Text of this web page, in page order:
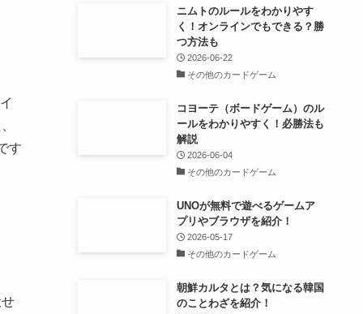
す
ニムトのルールをわかりやす
く！オンラインでもできる？勝
つ方法も
2026-06-22
その他のカードゲーム
コヨーテ（ボードゲーム）のル
ールをわかりやすく！必勝法も
解説
2026-06-04
その他のカードゲーム
UNOが無料で遊べるゲームア
プリやブラウザを紹介！
2026-05-17
その他のカードゲーム
朝鮮カルタとは？気になる韓国
のことわざを紹介！